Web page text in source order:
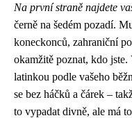
Na první straně najdete
černě na šedém pozadí.
koneckonců, zahraniční
okamžitě poznat, kdo jste.
latinkou podle vašeho
se bez háčků a čárek –
to vypadat divně, ale má